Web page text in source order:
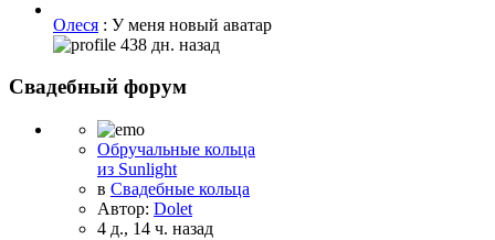
Олеся : У меня новый аватар
438 дн. назад
Свадебный форум
Обручальные кольца
из Sunlight
в Свадебные кольца
Автор: Dolet
4 д., 14 ч. назад